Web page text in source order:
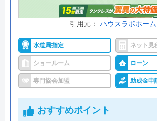
引用元： ハウスラボホーム
水道局指定 ネット見
ショールーム ローン
専門協会加盟 助成金申
おすすめポイント